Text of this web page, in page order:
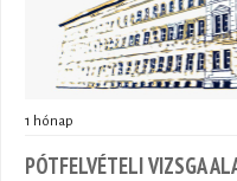
1 hónap
PÓTFELVÉTELI VIZSGA